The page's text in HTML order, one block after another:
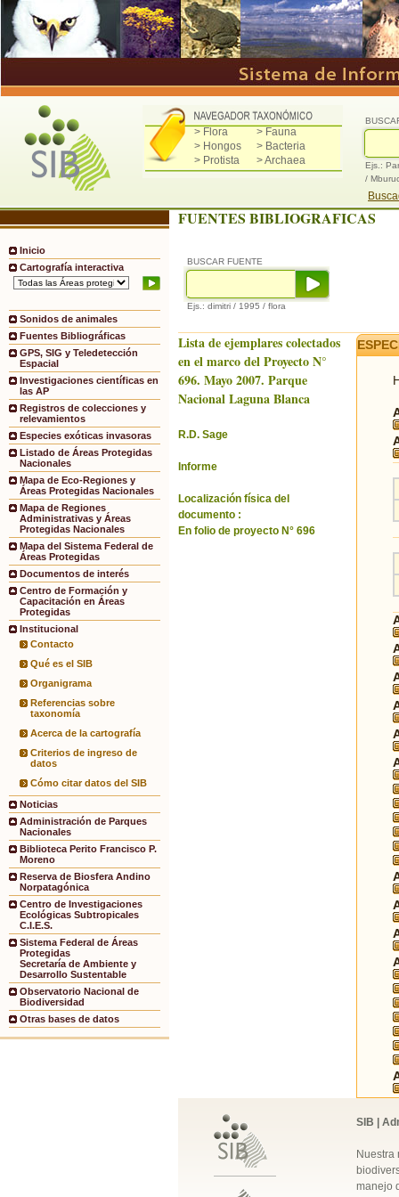
> Flora
> Fauna
> Hongos
> Bacteria
> Protista
> Archaea
Ejs.:
/
Inicio
Cartografía interactiva
Sonidos de animales
Fuentes Bibliográficas
GPS, SIG y Teledetección
Espacial
Investigaciones científicas en
las AP
Registros de colecciones y
relevamientos
Especies exóticas invasoras
Listado de Áreas Protegidas
Nacionales
Mapa de Eco-Regiones y
Áreas Protegidas Nacionales
Mapa de Regiones
Administrativas y Áreas
Protegidas Nacionales
Mapa del Sistema Federal de
Áreas Protegidas
Documentos de interés
Centro de Formación y
Capacitación en Áreas
Protegidas
Institucional
Contacto
Qué es el SIB
Organigrama
Referencias sobre
taxonomía
Acerca de la cartografía
Criterios de ingreso de
datos
Cómo citar datos del SIB
Noticias
Administración de Parques
Nacionales
Biblioteca Perito Francisco P.
Moreno
Reserva de Biosfera Andino
Norpatagónica
Centro de Investigaciones
Ecológicas Subtropicales
C.I.E.S.
Sistema Federal de Áreas
Protegidas
Secretaría de Ambiente y
Desarrollo Sustentable
Observatorio Nacional de
Biodiversidad
Otras bases de datos
FUENTES BIBLIOGRAFICAS
BUSCAR FUENTE
Ejs.: dimitri / 1995 / flora
Lista de ejemplares colectados
en el marco del Proyecto N°
696. Mayo 2007. Parque
Nacional Laguna Blanca
R.D. Sage
Informe
Localización física del
documento :
En folio de proyecto N° 696
SIB |
Nuestra
manejo